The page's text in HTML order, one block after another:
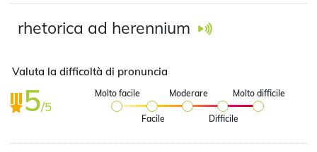
rhetorica ad herennium
Valuta la difficoltà di pronuncia
5/5
Molto facile
Facile
Moderare
Difficile
Molto difficile